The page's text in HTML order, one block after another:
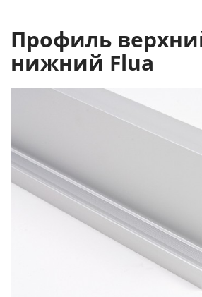
Профиль
нижний Flua